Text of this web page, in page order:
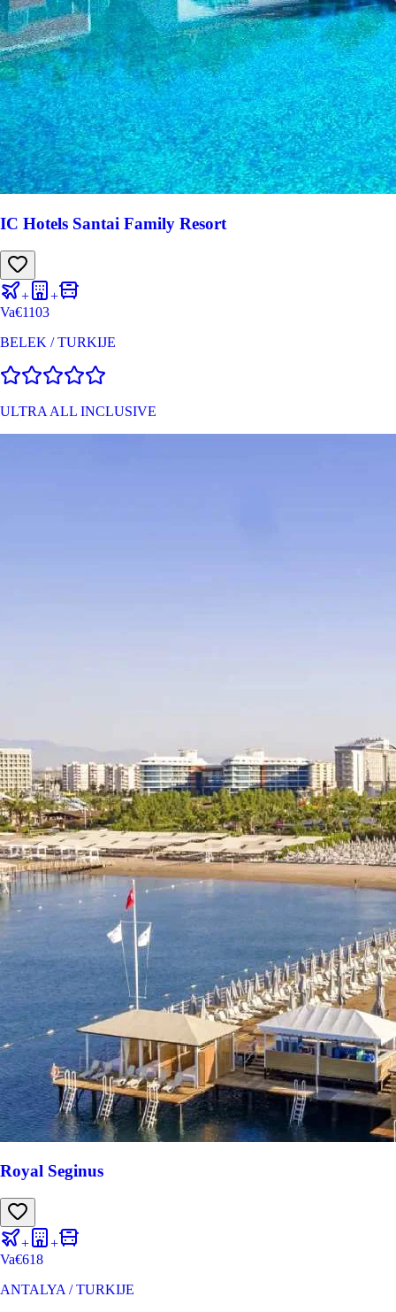
IC Hotels Santai Family Resort
+
+
Va€1103
BELEK /TURKIJE
ULTRA ALL INCLUSIVE
Royal Seginus
+
+
Va€618
ANTALYA /TURKIJE